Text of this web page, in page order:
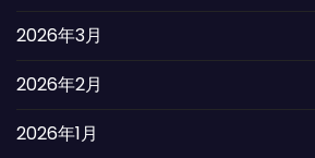
2026年3月
2026年2月
2026年1月